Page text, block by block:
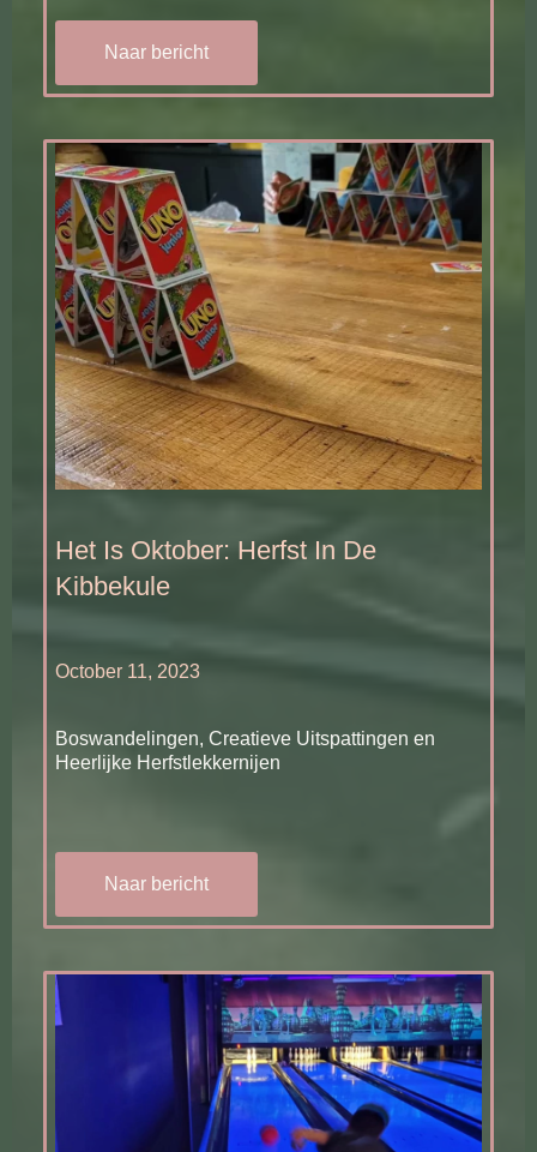
Naar bericht
Het Is Oktober: Herfst In De
Kibbekule
October 11, 2023
Boswandelingen, Creatieve Uitspattingen en
Heerlijke Herfstlekkernijen
Naar bericht